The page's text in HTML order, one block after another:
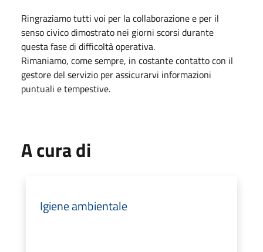
Ringraziamo tutti voi per la collaborazione e per il
senso civico dimostrato nei giorni scorsi durante
questa fase di difficoltà operativa.
Rimaniamo, come sempre, in costante contatto con il
gestore del servizio per assicurarvi informazioni
puntuali e tempestive.
A cura di
Igiene ambientale